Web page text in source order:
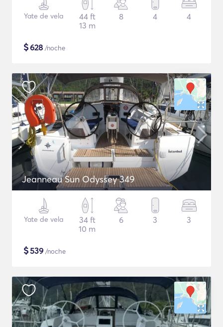
Yate de vela
44 ft
13 m
8 4 4
$628 /noche
Jeanneau Sun Odyssey 349
Yate de vela
34 ft
10 m
6 3 3
$539 /noche